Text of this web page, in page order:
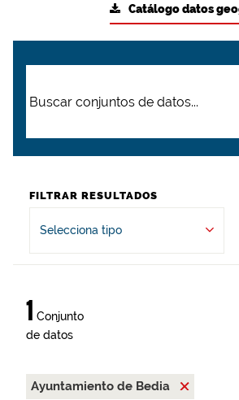
Catálogo datos
FILTRAR RESULTADOS
Selecciona tipo
1 Conjunto
de datos
Ayuntamiento de Bedia